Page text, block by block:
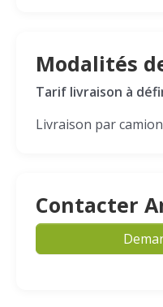
Modalités
Tarif livraison à
Livraison par
Contacter